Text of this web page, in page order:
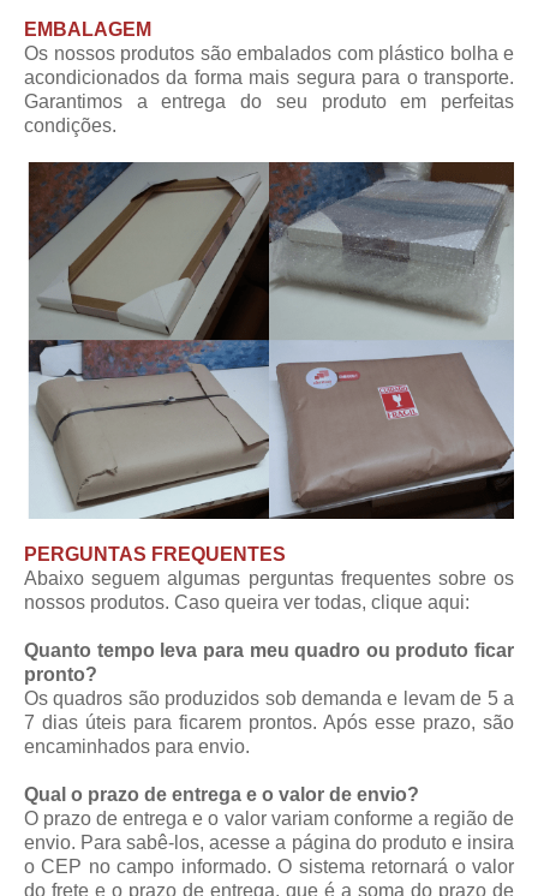
EMBALAGEM
Os nossos produtos são embalados com plástico bolha e
acondicionados da forma mais segura para o transporte.
Garantimos a entrega do seu produto em perfeitas
condições.
PERGUNTAS FREQUENTES
Abaixo seguem algumas perguntas frequentes sobre os
nossos produtos. Caso queira ver todas, clique aqui:
Quanto tempo leva para meu quadro ou produto ficar
pronto?
Os quadros são produzidos sob demanda e levam de 5 a
7 dias úteis para ficarem prontos. Após esse prazo, são
encaminhados para envio.
Qual o prazo de entrega e o valor de envio?
O prazo de entrega e o valor variam conforme a região de
envio. Para sabê-los, acesse a página do produto e insira
o CEP no campo informado. O sistema retornará o valor
do frete e o prazo de entrega, que é a soma do prazo de